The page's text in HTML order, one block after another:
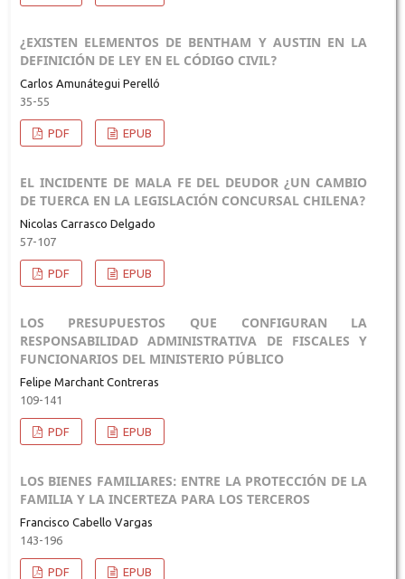
¿EXISTEN ELEMENTOS DE BENTHAM Y AUSTIN EN LA
DEFINICIÓN DE LEY EN EL CÓDIGO CIVIL?
Carlos Amunátegui Perelló
35-55
PDF EPUB
EL INCIDENTE DE MALA FE DEL DEUDOR ¿UN CAMBIO
DE TUERCA EN LA LEGISLACIÓN CONCURSAL CHILENA?
Nicolas Carrasco Delgado
57-107
PDF EPUB
LOS PRESUPUESTOS QUE CONFIGURAN LA
RESPONSABILIDAD ADMINISTRATIVA DE FISCALES Y
FUNCIONARIOS DEL MINISTERIO PÚBLICO
Felipe Marchant Contreras
109-141
PDF EPUB
LOS BIENES FAMILIARES: ENTRE LA PROTECCIÓN DE LA
FAMILIA Y LA INCERTEZA PARA LOS TERCEROS
Francisco Cabello Vargas
143-196
PDF EPUB